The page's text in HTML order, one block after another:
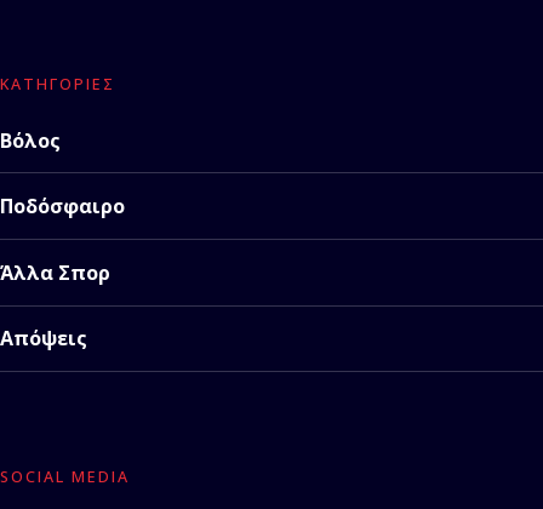
ΚΑΤΗΓΟΡΊΕΣ
Βόλος
Ποδόσφαιρο
Άλλα Σπορ
Απόψεις
SOCIAL MEDIA